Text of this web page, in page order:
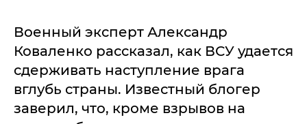
Военный эксперт Александр
Коваленко рассказал, как ВСУ удается
сдерживать наступление врага
вглубь страны. Известный блогер
заверил, что, кроме взрывов на